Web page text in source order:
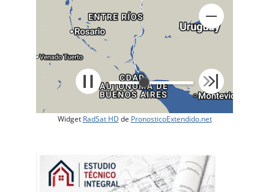
Widget RadSat HD de PronosticoExtendido.net